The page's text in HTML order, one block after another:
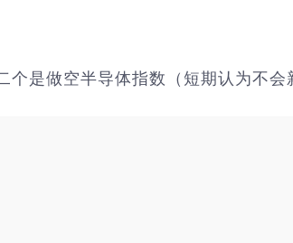
个是做空半导体指数（短期认为不会